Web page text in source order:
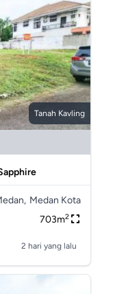
Tanah Kavling
Medan Kota
703m2
2 hari yang lalu